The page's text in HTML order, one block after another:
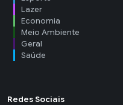
Lazer
Economia
Meio Ambiente
Geral
Saúde
Redes Sociais